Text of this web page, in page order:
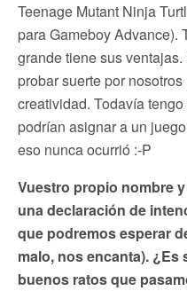
Teenage Mutant Ninja
para Gameboy Advance).
grande tiene sus
probar suerte por
creatividad. Todavía
podrían asignar a un
eso nunca ocurrió :-P
Vuestro propio nombre
una declaración de
que podremos esperar
malo, nos encanta).
buenos ratos que